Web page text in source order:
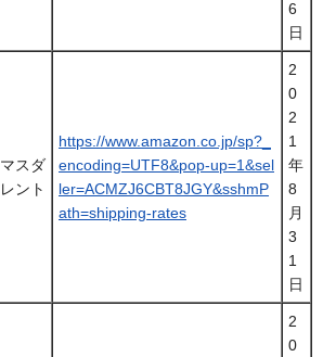
6
日
マスダ
レント
https://www.amazon.co.jp/sp?_
encoding=UTF8&pop-up=1&sel
ler=ACMZJ6CBT8JGY&sshmP
ath=shipping-rates
2
0
2
1
年
8
月
3
1
日
2
0